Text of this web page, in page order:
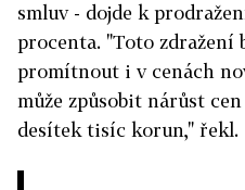
smluv - dojde k
procenta. "Toto zdražení
promítnout i v cenách
může způsobit nárůst
desítek tisíc korun," řekl.